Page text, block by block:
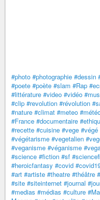
#photo #photographie #dessin
#poete #poète #slam #Rap
#littérature #video #vidéo
#clip #revolution #révolution
#nature #climat #meteo
#France #documentaire
#recette #cuisine #vege #végé
#végétarisme #vegetalien
#veganisme #véganisme
#science #fiction #sf
#heroicfantasy #covid
#art #artiste #theatre #théâtre
#site #siteinternet #journal
#medias #médias #culture